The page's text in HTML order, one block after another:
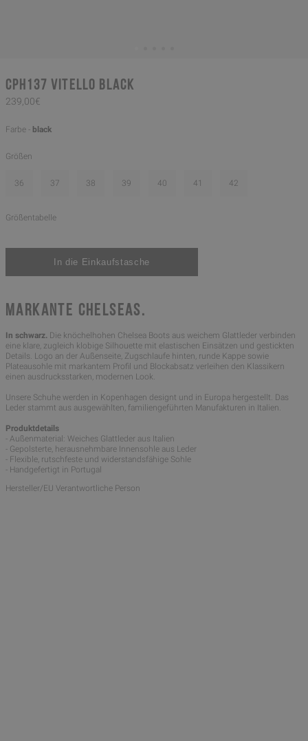
CPH137 vitello black
239,00€
Farbe - black
Größen
36 37 38 39 40 41 42
Größentabelle
MARKANTE CHELSEAS.
In schwarz. Die knöchelhohen Chelsea Boots aus weichem Glattleder verbinden
eine klare, zugleich klobige Silhouette mit elastischen Einsätzen und gestickten
Details. Logo an der Außenseite, Zugschlaufe hinten, runde Kappe sowie
Plateausohle mit markantem Profil und Blockabsatz verleihen den Klassikern
einen ausdrucksstarken, modernen Look.
Unsere Schuhe werden in Kopenhagen designt und in Europa hergestellt. Das
Leder stammt aus ausgewählten, familiengeführten Manufakturen in Italien.
Produktdetails
- Außenmaterial: Weiches Glattleder aus Italien
- Gepolsterte, herausnehmbare Innensohle aus Leder
- Flexible, rutschfeste und widerstandsfähige Sohle
- Handgefertigt in Portugal
Hersteller/EU Verantwortliche Person